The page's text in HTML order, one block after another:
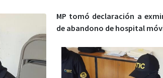
MP tomó declaración a
de abandono de hospital